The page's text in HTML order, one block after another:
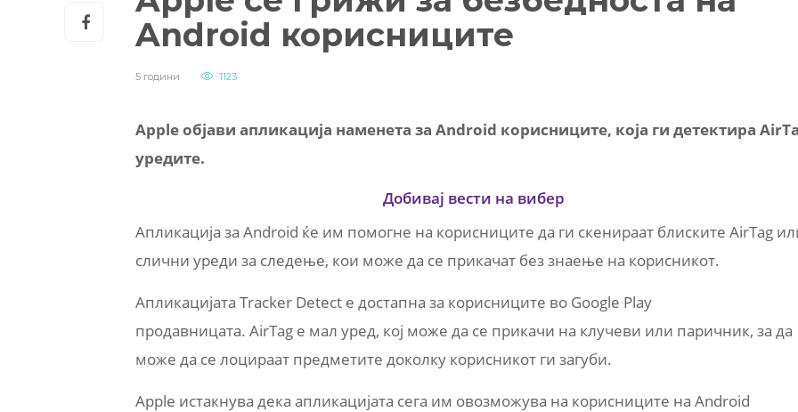
Android корисниците
5 години 1123
Apple објави апликација наменета за Android корисниците, која ги детектира
уредите.
Добивај вести на вибер
Апликација за Android ќе им помогне на корисниците да ги скенираат блиските AirTag
слични уреди за следење, кои може да се прикачат без знаење на корисникот.
Апликацијата Tracker Detect е достапна за корисниците во Google Play
продавницата. AirTag е мал уред, кој може да се прикачи на клучеви или паричник, за да
може да се лоцираат предметите доколку корисникот ги загуби.
Apple истакнува дека апликацијата сега им овозможува на корисниците на Android